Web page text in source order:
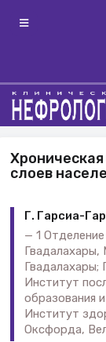
слоев
Г. Гарсиа-
1
Гвадалахары,
Гвадалахары;
Институт
образования
Институт
Оксфорда,